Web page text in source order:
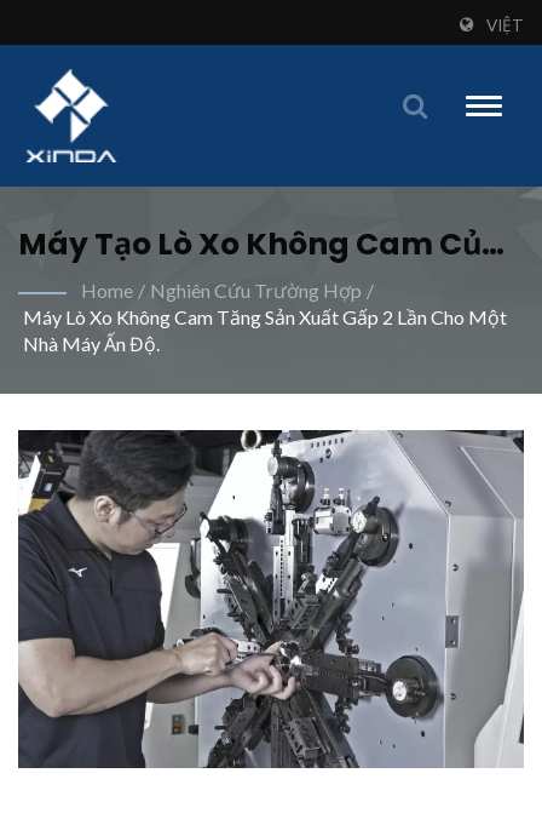
VIỆT
Toggle
Máy Tạo Lò Xo Không Cam Của
Xinda Đã Cách Mạng Hóa Hiệu
Quả Sản Xuất Và Giảm Khối
Sản Xuất Toàn Cầu - Xinda
Home / Nghiên Cứu Trường Hợp /
Máy Lò Xo Không Cam Tăng Sản Xuất Gấp 2 Lần Cho Một
Nhà Máy Ấn Độ.